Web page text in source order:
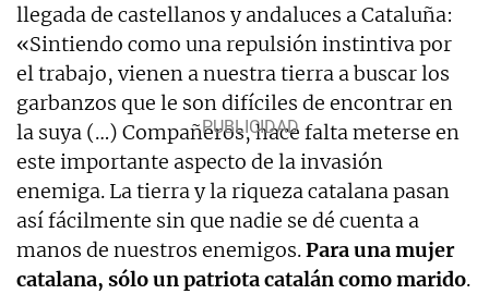
llegada de castellanos y andaluces a Cataluña:
«Sintiendo como una repulsión instintiva por
el trabajo, vienen a nuestra tierra a buscar los
garbanzos que le son difíciles de encontrar en
la suya (…) Compañeros, hace falta meterse en
este importante aspecto de la invasión
enemiga. La tierra y la riqueza catalana pasan
así fácilmente sin que nadie se dé cuenta a
manos de nuestros enemigos.Para una mujer
catalana, sólo un patriota catalán como marido.